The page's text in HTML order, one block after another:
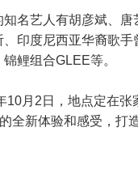
名艺人有胡彦斌、
印度尼西亚华裔歌
鲤组合GLEE等。
月2日，地点定在张
全新体验和感受，打